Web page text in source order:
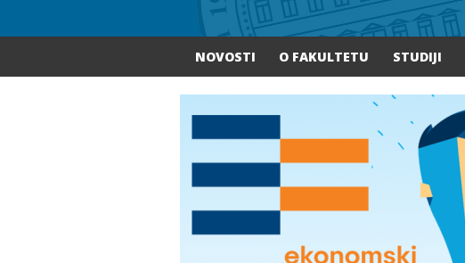
NOVOSTI O FAKULTETU STUDIJI
Vi ste ovdje